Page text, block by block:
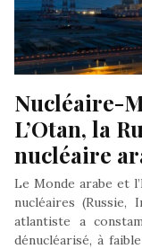
Nucléaire-
L’Otan, la
nucléaire
Le Monde arabe et
nucléaires (Russie,
atlantiste a
dénucléarisé, à